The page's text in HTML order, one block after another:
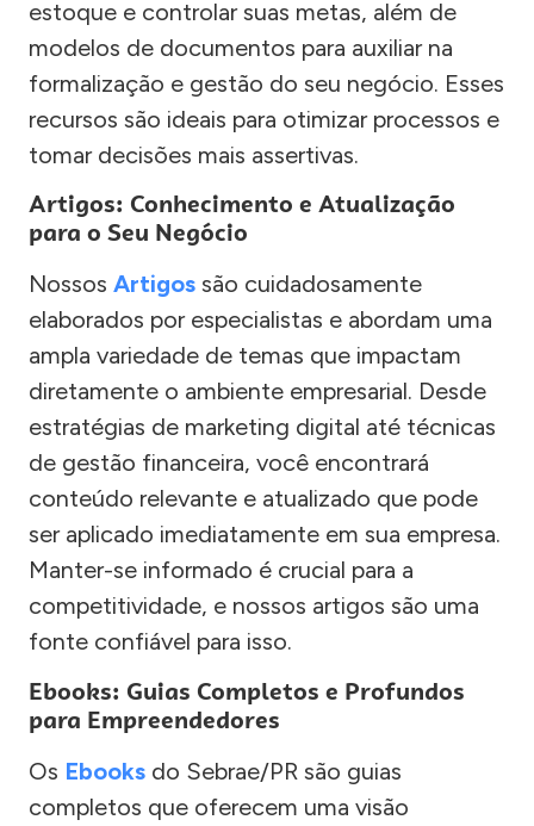
estoque e controlar suas metas, além de
modelos de documentos para auxiliar na
formalização e gestão do seu negócio. Esses
recursos são ideais para otimizar processos e
tomar decisões mais assertivas.
Artigos: Conhecimento e Atualização
para o Seu Negócio
Nossos Artigos são cuidadosamente
elaborados por especialistas e abordam uma
ampla variedade de temas que impactam
diretamente o ambiente empresarial. Desde
estratégias de marketing digital até técnicas
de gestão financeira, você encontrará
conteúdo relevante e atualizado que pode
ser aplicado imediatamente em sua empresa.
Manter-se informado é crucial para a
competitividade, e nossos artigos são uma
fonte confiável para isso.
Ebooks: Guias Completos e Profundos
para Empreendedores
Os Ebooks do Sebrae/PR são guias
completos que oferecem uma visão